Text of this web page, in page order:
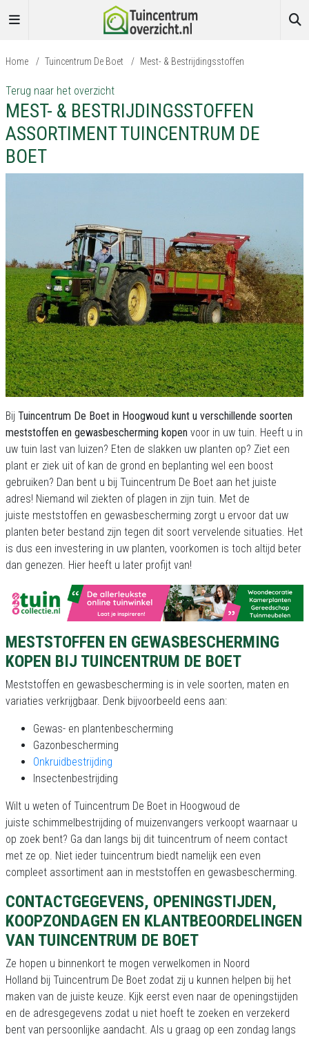
Home / Tuincentrum De Boet / Mest- & Bestrijdingsstoffen
Terug naar het overzicht
MEST- & BESTRIJDINGSSTOFFEN
ASSORTIMENT TUINCENTRUM DE
BOET
Bij Tuincentrum De Boet in Hoogwoud kunt u verschillende soorten
meststoffen en gewasbescherming kopen voor in uw tuin. Heeft u in
uw tuin last van luizen? Eten de slakken uw planten op? Ziet een
plant er ziek uit of kan de grond en beplanting wel een boost
gebruiken? Dan bent u bij Tuincentrum De Boet aan het juiste
adres! Niemand wil ziekten of plagen in zijn tuin. Met de
juiste meststoffen en gewasbescherming zorgt u ervoor dat uw
planten beter bestand zijn tegen dit soort vervelende situaties. Het
is dus een investering in uw planten, voorkomen is toch altijd beter
dan genezen. Hier heeft u later profijt van!
MESTSTOFFEN EN GEWASBESCHERMING
KOPEN BIJ TUINCENTRUM DE BOET
Meststoffen en gewasbescherming is in vele soorten, maten en
variaties verkrijgbaar. Denk bijvoorbeeld eens aan:
Gewas- en plantenbescherming
Gazonbescherming
Onkruidbestrijding
Insectenbestrijding
Wilt u weten of Tuincentrum De Boet in Hoogwoud de
juiste schimmelbestrijding of muizenvangers verkoopt waarnaar u
op zoek bent? Ga dan langs bij dit tuincentrum of neem contact
met ze op. Niet ieder tuincentrum biedt namelijk een even
compleet assortiment aan in meststoffen en gewasbescherming.
CONTACTGEGEVENS, OPENINGSTIJDEN,
KOOPZONDAGEN EN KLANTBEOORDELINGEN
VAN TUINCENTRUM DE BOET
Ze hopen u binnenkort te mogen verwelkomen in Noord
Holland bij Tuincentrum De Boet zodat zij u kunnen helpen bij het
maken van de juiste keuze. Kijk eerst even naar de openingstijden
en de adresgegevens zodat u niet hoeft te zoeken en verzekerd
bent van persoonlijke aandacht. Als u graag op een zondag langs